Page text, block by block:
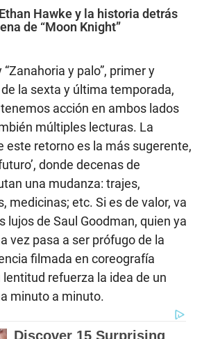
Ethan Hawke y la historia detrás
de “Moon Knight”
“Zanahoria y palo”, primer y
la sexta y última temporada,
acción en ambos lados
múltiples lecturas. La
este retorno es la más sugerente,
donde decenas de
una mudanza: trajes,
medicinas; etc. Si es de valor, va
lujos de Saul Goodman, quien ya
vez pasa a ser prófugo de la
filmada en coreografía
lentitud refuerza la idea de un
minuto a minuto.